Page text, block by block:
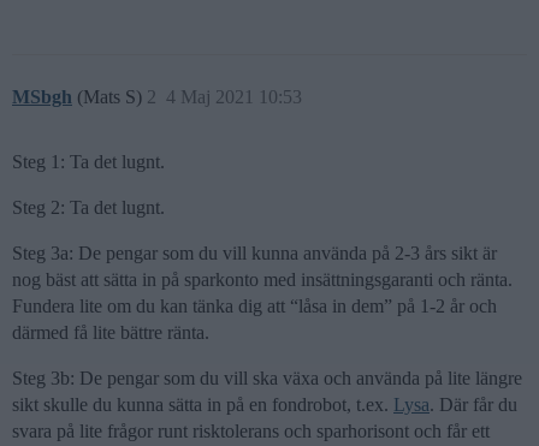
MSbgh (Mats S) 4 Maj 2021 10:53
2
Steg 1: Ta det lugnt.
Steg 2: Ta det lugnt.
Steg 3a: De pengar som du vill kunna använda på 2-3 års sikt är
nog bäst att sätta in på sparkonto med insättningsgaranti och ränta.
Fundera lite om du kan tänka dig att “låsa in dem” på 1-2 år och
därmed få lite bättre ränta.
Steg 3b: De pengar som du vill ska växa och använda på lite längre
sikt skulle du kunna sätta in på en fondrobot, t.ex. Lysa. Där får du
svara på lite frågor runt risktolerans och sparhorisont och får ett